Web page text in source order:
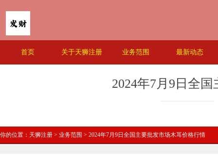
首页 关于天狮注册 业务范围 最新动态
2024年7月9日全
你的位置： 天狮注册 > 业务范围 > 2024年7月9日全国主要批发市场木耳价格行情